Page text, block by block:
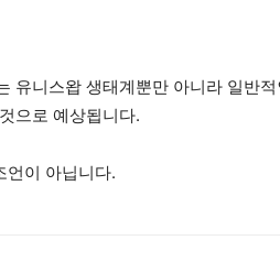
유니스왑 생태계뿐만 아니라 일반
으로 예상됩니다.
언이 아닙니다.